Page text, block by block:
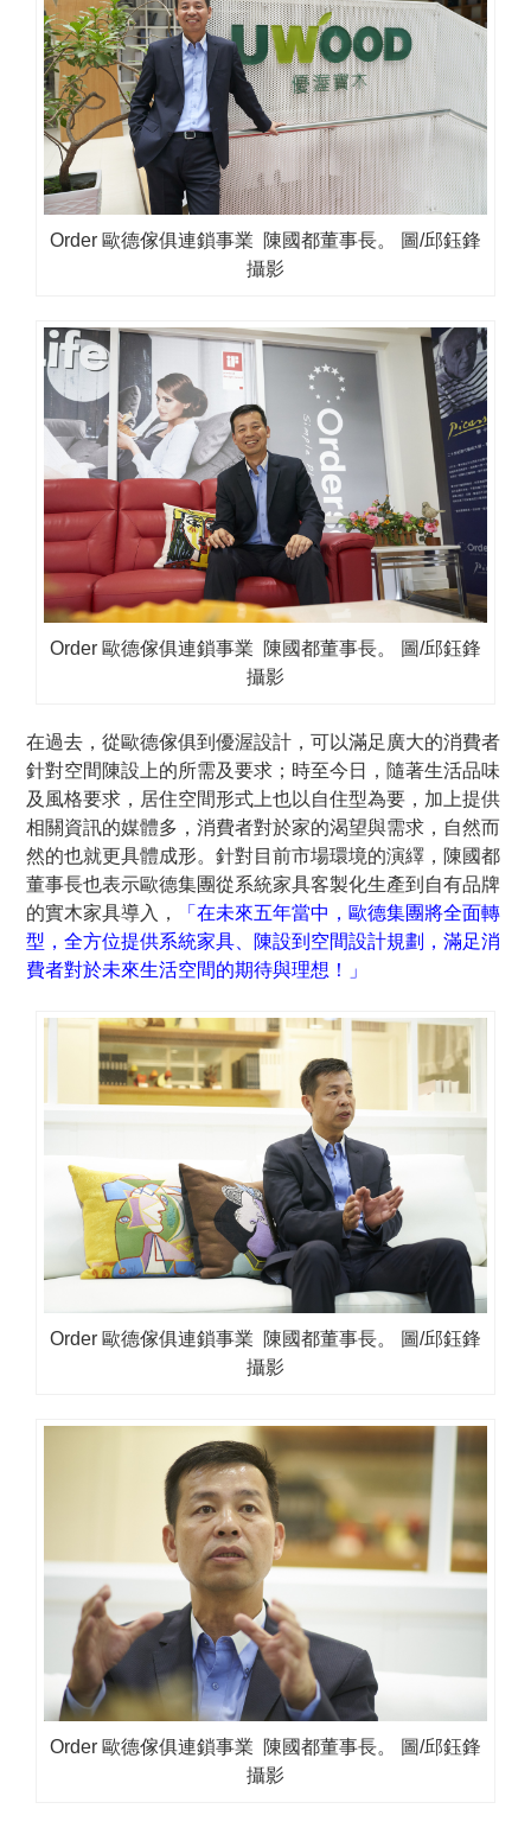
Order 歐德傢俱連鎖事業 陳國都董事長。 圖/邱鈺鋒
攝影
Order 歐德傢俱連鎖事業 陳國都董事長。 圖/邱鈺鋒
攝影
在過去，從歐德傢俱到優渥設計，可以滿足廣大的消費者
針對空間陳設上的所需及要求；時至今日，隨著生活品味
及風格要求，居住空間形式上也以自住型為要，加上提供
相關資訊的媒體多，消費者對於家的渴望與需求，自然而
然的也就更具體成形。針對目前市場環境的演繹，陳國都
董事長也表示歐德集團從系統家具客製化生產到自有品牌
的實木家具導入，
「在未來五年當中，歐德集團將全面轉
型，全方位提供系統家具、陳設到空間設計規劃，滿足消
費者對於未來生活空間的期待與理想！」
Order 歐德傢俱連鎖事業 陳國都董事長。 圖/邱鈺鋒
攝影
Order 歐德傢俱連鎖事業 陳國都董事長。 圖/邱鈺鋒
攝影